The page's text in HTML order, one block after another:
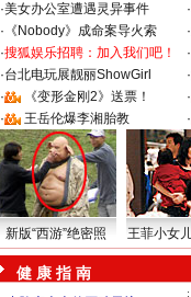
·美女办公室遭遇灵异事件 ·
· 《Nobody》成命案导火索 ·
·搜狐娱乐招聘：加入我们吧！ ·
·台北电玩展靓丽ShowGirl ·
·
《变形金刚2》送票！ ·
·
王岳伦爆李湘胎教 ·
新版“西游”绝密照 王菲小女
健 康 指 南